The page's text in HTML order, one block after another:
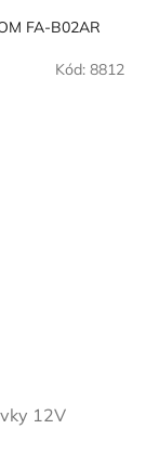
FA-B02AR
12V
Kód: 8812